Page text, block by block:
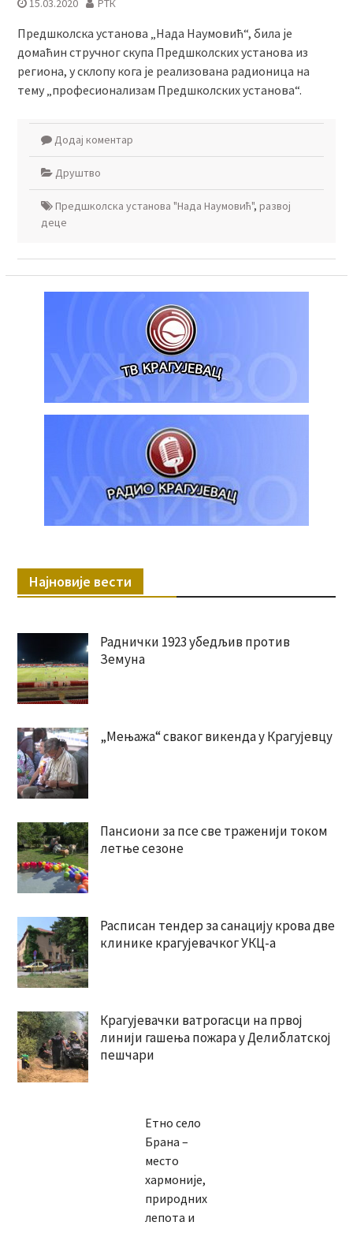
15.03.2020 РТК
Предшколска установа „Нада Наумовић“, била је
домаћин стручног скупа Предшколских установа из
региона, у склопу кога је реализована радионица на
тему „професионализам Предшколских установа“.
Додај коментар
Друштво
Предшколска установа "Нада Наумовић", развој
деце
Најновије вести
Раднички 1923 убедљив против
Земуна
„Мењажа“ сваког викенда у Крагујевцу
Пансиони за псе све траженији током
летње сезоне
Расписан тендер за санацију крова две
клинике крагујевачког УКЦ-а
Крагујевачки ватрогасци на првој
линији гашења пожара у Делиблатској
пешчари
Етно село
Брана –
место
хармоније,
природних
лепота и